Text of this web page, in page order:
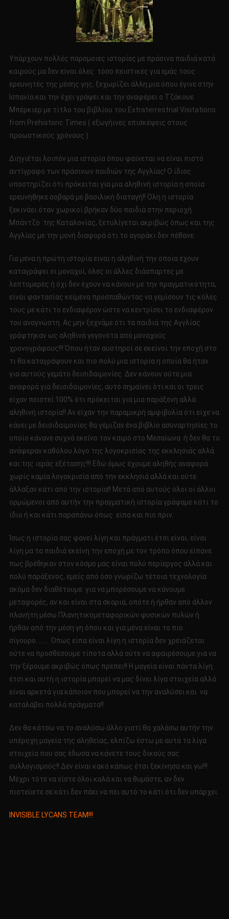
Υπάρχουν πολλές παρόμοιες ιστορίες με πράσινα παιδιά κατά
καιρούς μα δεν είναι όλες τόσο πειστικές για εμάς τους
ερευνητές της μέσης γης, ξεχωρίζει άλλη μια όπου έγινε στην
Ισπανία και την έχει γράψει και την αναφέρει ο Τζάκουε
Μπέρκιερ με τίτλο του βιβλίου του Extraterrestrial Visitations
from Prehistoric Times ( εξωγήινες επισκέψεις στους
προωστικούς χρόνους ).
Διηγιέται λοιπόν μια ιστορία όπου φαίνεται να είναι πιστό
αντίγραφο των πράσινων παιδιών της Αγγλίας! Ο ίδιος
υποστηρίζει ότι πρόκειται για μια αληθινή ιστορία η οποία
ερευνήθηκε σοβαρά με βασιλική διαταγή!! Όλη η ιστορία
ξεκινάει όταν χωρικοί βρήκαν δύο παιδιά στην περιοχή
Μπάντζο της Καταλονίας, ξετυλίγεται ακριβώς όπως και της
Αγγλίας με την μονή διαφορά ότι το αγοράκι δεν πέθανε.
Για μένα η πρώτη ιστορία είναι η αληθινή την οποία έχουν
καταγράψει οι μοναχοί, όλες οι άλλες διάσπαρτες με
λεπτομερές ή όχι δεν έχουν να κάνουν με την πραγματικότητα,
είναι φαντασίας κείμενα προσπαθώντας να γεμίσουν τις κόλες
τους με κάτι το ενδιαφέρον ώστε να κεντρίσει το ενδιαφέρον
του αναγνώστη. Ας μην ξεχνάμε ότι τα παιδιά της Αγγλίας
γράφτηκαν ως αληθινά γεγονότα από μοναχούς
χρονογράφους!!! Όπου ήταν αυστηροί σε εκείνοι την εποχή στο
τι θα καταγράψουν και πιο πολύ μια ιστορία η οποία θα ήταν
για αυτούς γεμάτο δεισιδαιμονίες. Δεν κάνουν ούτε μια
αναφορά για δεισιδαιμονίες, αυτό σημαίνει ότι και οι τρεις
είχαν πειστεί 100% ότι πρόκειται για μια παράξενη αλλά
αληθινή ιστορία!! Αν είχαν την παραμικρή αμφιβολία ότι είχε να
κάνει με δεισιδαιμονίες θα γέμιζαν ένα βιβλίο ασυναρτησίες το
οποίο κάνανε συχνά εκείνο τον καιρό στο Μεσαίωνα ή δεν θα το
ανάφεραν καθόλου λόγο της λογοκρισίας της εκκλησιάς αλλά
και της ιεράς εξέτασης!!! Εδώ όμως έχουμε αληθής αναφορά
χωρίς καμία λογοκρισία από την εκκλησιά αλλά και ούτε
άλλαξαν κάτι από την ιστορία!! Μετά από αυτούς όλοι οι άλλοι
ορμώμενοι από αυτήν την πραγματική ιστορία γράψαμε κάτι το
ίδιο ή και κάτι παραπάνω όπως είπα και πιο πριν.
Ίσως η ιστορία σας φανεί λίγη και πράγματι έτσι είναι, είναι
λίγη μα τα παιδιά εκείνη την εποχή με τον τρόπο όπου είπανε
πως βρέθηκαν στον κόσμο μας είναι πολύ περίεργος αλλά και
πολύ παράξενος, εμείς από όσο γνωρίζω τέτοια τεχνολογία
ακόμα δεν διαθέτουμε για να μπορέσουμε να κάνουμε
μεταφορές, αν και είναι στα σκαριά, οπότε ή ήρθαν από άλλον
πλανήτη μέσω Πλανητικομεταφορικών φυσικών πυλών ή
ήρθαν από την μέση γη όπου και για μένα είναι το πιο
σίγουρο…….. Όπως είπα είναι λίγη η ιστορία δεν χρειάζεται
ούτε να προσθέσουμε τίποτα αλλά ούτε να αφαιρέσουμε για να
την ξέρουμε ακριβώς όπως πρέπει!! Η μαγεία είναι πάντα λίγη
έτσι και αυτή η ιστορία μπορεί να μας δίνει λίγα στοιχεία αλλά
είναι αρκετά για κάποιον που μπορεί να την αναλύσει και να
καταλάβει πολλά πράγματα!!
Δεν θα κάτσω να το αναλύσω άλλο γιατί θα χαλάσω αυτήν την
υπέροχη μαγεία της αληθείας, ελπίζω έστω με αυτά τα λίγα
στοιχεία που σας έδωσα να κάνετε τους δικούς σας
συλλογισμούς!! Δεν είναι κακό κάπως έτσι ξεκίνησα και γω!!!
Μέχρι τότε να είστε όλοι καλά και να θυμάστε, αν δεν
πιστεύετε σε κάτι δεν πάει να πει αυτό το κάτι ότι δεν υπάρχει.
INVISIBLE LYCANS TEAM!!!